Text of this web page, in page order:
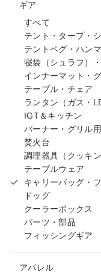
ギア
すべて
テント・タープ・
テントペグ・ハン
寝袋（シュラフ）
インナーマット・
テーブル・チェア
ランタン（ガス・
IGT＆キッチン
バーナー・グリル
焚火台
調理器具（クッキン
テーブルウェア
キャリーバッグ・
ドッグ
クーラーボックス
パーツ・部品
フィッシングギア
アパレル